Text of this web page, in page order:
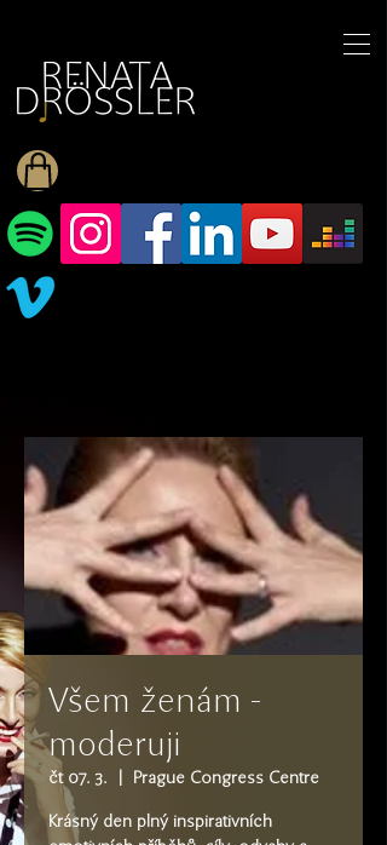
Všem ženám -
moderuji
čt 07. 3. Prague Congress Centre
Krásný den plný inspirativních